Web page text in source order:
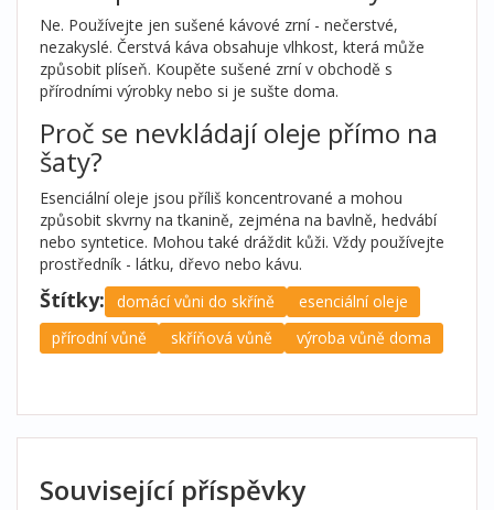
Ne. Používejte jen sušené kávové zrní - nečerstvé,
nezakyslé. Čerstvá káva obsahuje vlhkost, která může
způsobit plíseň. Koupěte sušené zrní v obchodě s
přírodními výrobky nebo si je sušte doma.
Proč se nevkládají oleje přímo na
šaty?
Esenciální oleje jsou příliš koncentrované a mohou
způsobit skvrny na tkanině, zejména na bavlně, hedvábí
nebo syntetice. Mohou také dráždit kůži. Vždy používejte
prostředník - látku, dřevo nebo kávu.
Štítky: domácí vůni do skříně
esenciální oleje
přírodní vůně
skříňová vůně výroba vůně doma
Související příspěvky